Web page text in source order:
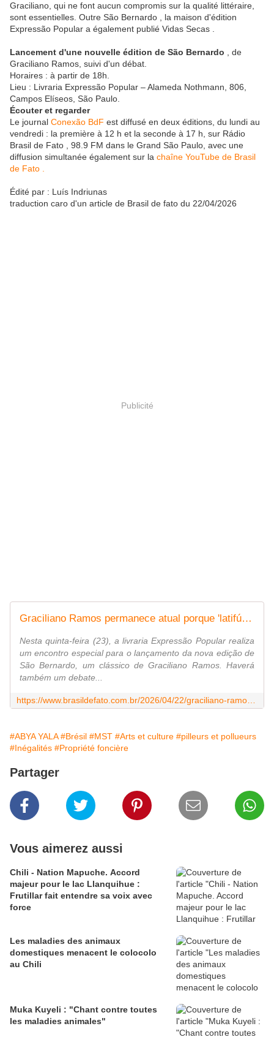
Graciliano, qui ne font aucun compromis sur la qualité littéraire,
sont essentielles. Outre São Bernardo , la maison d'édition
Expressão Popular a également publié Vidas Secas .
Lancement d'une nouvelle édition de São Bernardo , de
Graciliano Ramos, suivi d'un débat.
Horaires : à partir de 18h.
Lieu : Livraria Expressão Popular – Alameda Nothmann, 806,
Campos Elíseos, São Paulo.
Écouter et regarder
Le journal Conexão BdF est diffusé en deux éditions, du lundi au
vendredi : la première à 12 h et la seconde à 17 h, sur Rádio
Brasil de Fato , 98.9 FM dans le Grand São Paulo, avec une
diffusion simultanée également sur la chaîne YouTube de Brasil
de Fato .
Édité par : Luís Indriunas
traduction caro d'un article de Brasil de fato du 22/04/2026
Publicité
Graciliano Ramos permanece atual porque 'latifúndio ainda é mazela da sociedade'
Nesta quinta-feira (23), a livraria Expressão Popular realiza
um encontro especial para o lançamento da nova edição de
São Bernardo, um clássico de Graciliano Ramos. Haverá
também um debate...
#ABYA YALA #Brésil #MST #Arts et culture #pilleurs et pollueurs
#Inégalités #Propriété foncière
Partager
Vous aimerez aussi
Chili - Nation Mapuche. Accord
majeur pour le lac Llanquihue :
Frutillar fait entendre sa voix avec
force
Les maladies des animaux
domestiques menacent le colocolo
au Chili
Muka Kuyeli : "Chant contre toutes
les maladies animales"